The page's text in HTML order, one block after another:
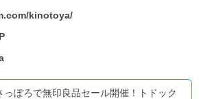
kinotoya/
っぽろで無印良品セール開催！トドック